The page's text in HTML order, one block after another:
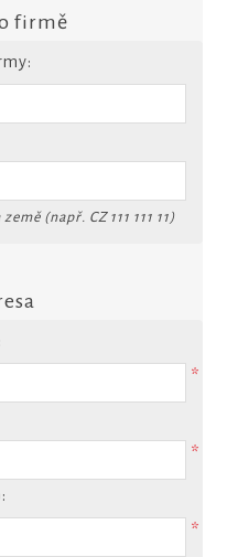
firmě
(např. CZ 111 111 11)
*
*
*